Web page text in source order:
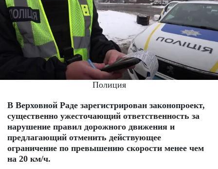
Полиция
В Верховной Раде зарегистрирован законопроект,
существенно ужесточающий ответственность за
нарушение правил дорожного движения и
предлагающий отменить действующее
ограничение по превышению скорости менее чем
на 20 км/ч.